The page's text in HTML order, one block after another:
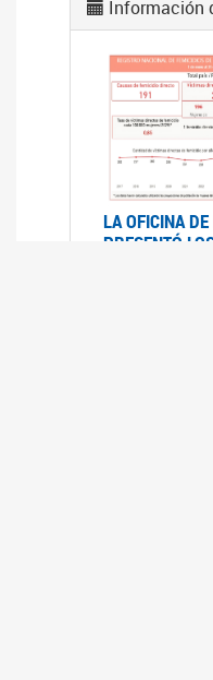
Información
LA OFICINA
PRESENTÓ